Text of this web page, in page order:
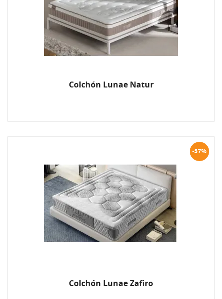
Colchón Lunae Natur
-57%
Colchón Lunae Zafiro